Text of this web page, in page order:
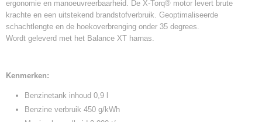
ergonomie en manoeuvreerbaarheid. De X-Torq® motor levert brute
krachte en een uitstekend brandstofverbruik. Geoptimaliseerde
schachtlengte en de hoekoverbrenging onder 35 degrees.
Wordt geleverd met het Balance XT harnas.
Kenmerken:
Benzinetank inhoud 0,9 l
Benzine verbruik 450 g/kWh